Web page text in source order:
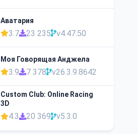
Аватария
3.7 23 235 v4.47.50
Моя Говорящая Анджела
3.9 7 378 v26.3.9.8642
Custom Club: Online Racing
3D
4.3 20 369 v5.3.0